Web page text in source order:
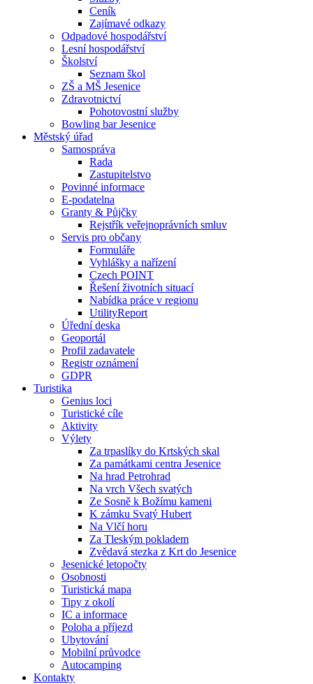
Ceník
Zajímavé odkazy
Odpadové hospodářství
Lesní hospodářství
Školství
Seznam škol
ZŠ a MŠ Jesenice
Zdravotnictví
Pohotovostní služby
Bowling bar Jesenice
Městský úřad
Samospráva
Rada
Zastupitelstvo
Povinné informace
E-podatelna
Granty & Půjčky
Rejstřík veřejnoprávních smluv
Servis pro občany
Formuláře
Vyhlášky a nařízení
Czech POINT
Řešení životních situací
Nabídka práce v regionu
UtilityReport
Úřední deska
Geoportál
Profil zadavatele
Registr oznámení
GDPR
Turistika
Genius loci
Turistické cíle
Aktivity
Výlety
Za trpaslíky do Krtských skal
Za památkami centra Jesenice
Na hrad Petrohrad
Na vrch Všech svatých
Ze Sosně k Božímu kameni
K zámku Svatý Hubert
Na Vlčí horu
Za Tleským pokladem
Zvědavá stezka z Krt do Jesenice
Jesenické letopočty
Osobnosti
Turistická mapa
Tipy z okolí
IC a informace
Poloha a příjezd
Ubytování
Mobilní průvodce
Autocamping
Kontakty